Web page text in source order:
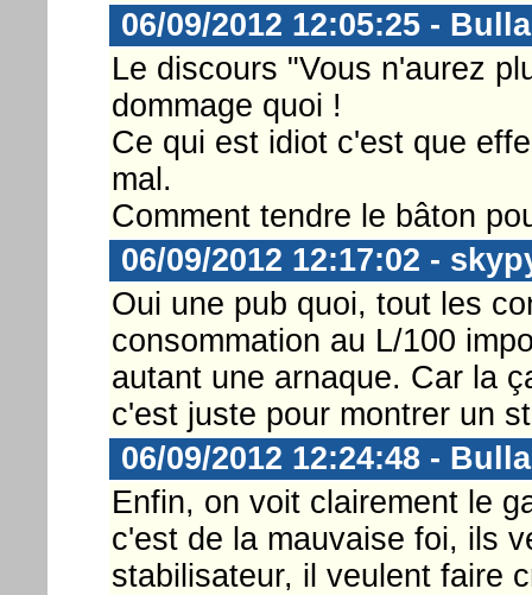
06/09/2012 12:05:25 -
Le discours "Vous n'aurez
dommage quoi !
Ce qui est idiot c'est que
mal.
Comment tendre le bâton
06/09/2012 12:17:02 -
Oui une pub quoi, tout les
consommation au L/100
autant une arnaque. Car la
c'est juste pour montrer un
06/09/2012 12:24:48 -
Enfin, on voit clairement le
c'est de la mauvaise foi, ils
stabilisateur, il veulent faire